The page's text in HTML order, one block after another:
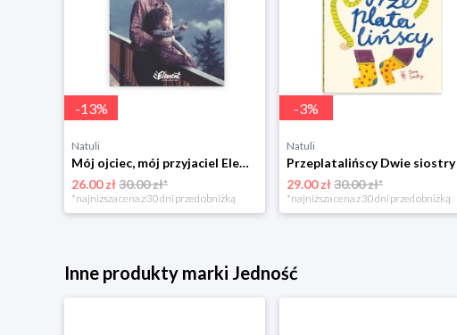
-13%
Natuli
Mój ojciec, mój przyjaciel Element
26.00 zł30.00 zł*
*najniższa cena z 30 dni przed obniżką
-3%
Natuli
Przeplatalińscy Dwie siostry
29.00 zł30.00 zł*
*najniższa cena z 30 dni przed obniżką
Inne produkty marki Jedność